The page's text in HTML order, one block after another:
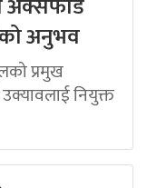
अक्सफोर्ड
अनुभव
प्रमुख
नियुक्त